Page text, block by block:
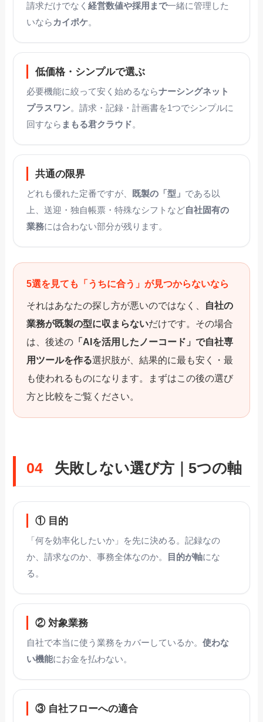
請求だけでなく経営数値や採用まで一緒に管理した
いならカイポケ。
低価格・シンプルで選ぶ
必要機能に絞って安く始めるならナーシングネット
プラスワン。請求・記録・計画書を1つでシンプルに
回すなら まもる君クラウド。
共通の限界
どれも優れた定番ですが、 既製の「型」 である以
上、送迎・独自帳票・特殊なシフトなど自社固有の
業務には合わない部分が残ります。
5選を見ても「うちに合う」が見つからないなら
それはあなたの探し方が悪いのではなく、 自社の
業務が既製の型に収まらないだけです。その場合
は、後述の 「AIを活用したノーコード」で自社専
用ツールを作る選択肢が、結果的に最も安く・最
も使われるものになります。まずはこの後の選び
方と比較をご覧ください。
04 失敗しない選び方｜5つの軸
① 目的
「何を効率化したいか」を先に決める。記録なの
か、請求なのか、事務全体なのか。
目的が軸にな
る。
② 対象業務
自社で本当に使う業務をカバーしているか。使わな
い機能にお金を払わない。
③ 自社フローへの適合